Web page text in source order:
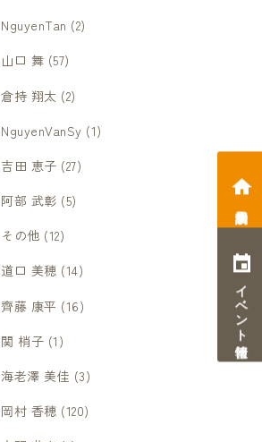
NguyenTan (2)
山口 舞 (57)
倉持 翔太 (2)
NguyenVanSy (1)
吉田 恵子 (27)
阿部 武彰 (5)
その他 (12)
道口 美穂 (14)
齊藤 康平 (16)
関 梢子 (1)
海老澤 美佳 (3)
岡村 香穂 (120)
イベント情報